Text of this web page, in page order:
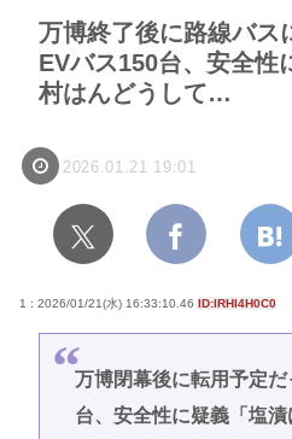
万博終了後に路線バス
EVバス150台、安全性
村はんどうして…
2026.01.21 19:01
1 : 2026/01/21(水) 16:33:10.46 ID:lRHI4H0C0
万博閉幕後に転用予定
台、安全性に疑義「塩